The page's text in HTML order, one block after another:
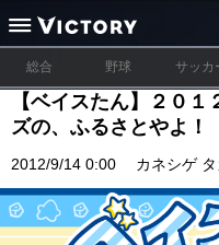
総合 野球 サッカ
【ベイスたん】２０
ズの、ふるさとやよ！
2012/9/14 0:00 カネシゲ